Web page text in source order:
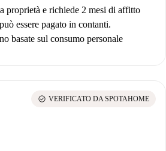
proprietà e richiede 2 mesi di affitto
essere pagato in contanti.
basate sul consumo personale
check_circle VERIFICATO DA SPOTAHOME